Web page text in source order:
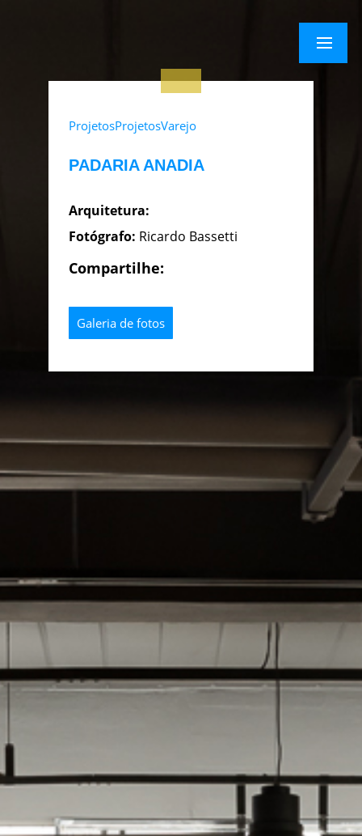
×
Menu
Menu
ProjetosProjetosVarejo
PADARIA ANADIA
Arquitetura:
Fotógrafo: Ricardo Bassetti
Compartilhe:
Galeria de fotos